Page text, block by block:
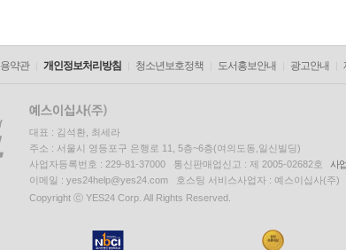
약관 개인정보처리방침 청소년보호정책 도서홍보안내 광고안내
대표 : 김석환, 최세라
주소 : 서울시 영등포구 은행로 11, 5층~6층(여의도동,일신빌딩)
사업자등록번호 : 229-81-37000 통신판매업신고 : 제 2005-02682호
사
이메일 : yes24help@yes24.com 호스팅 서비스사업자 : 예스이십사(주)
Copyright ⓒ YES24 Corp. All Rights Reserved.